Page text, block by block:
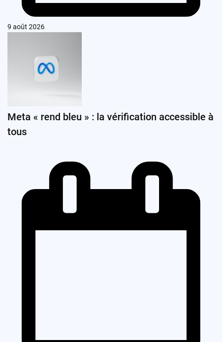
9 août 2026
Meta « rend bleu » : la vérification accessible à
tous